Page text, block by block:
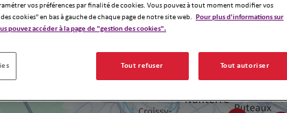
vos préférences par finalité de cookies. Vous pouvez à tout moment modifier vos
cookies" en bas à gauche de chaque page de notre site web. Pour plus d'informations sur
pouvez accéder à la page de "gestion des cookies".
Tout refuser Tout autoriser